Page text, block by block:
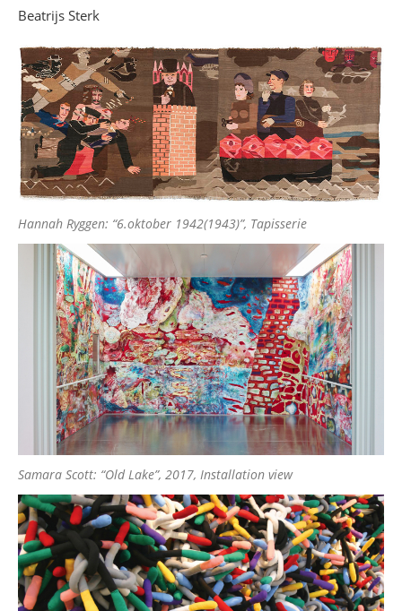
Beatrijs Sterk
Hannah Ryggen: “6.oktober 1942(1943)”, Tapisserie
Samara Scott: “Old Lake”, 2017, Installation view